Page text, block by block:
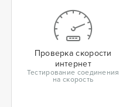
Проверка скорости
интернет
Тестирование соединения
на скорость